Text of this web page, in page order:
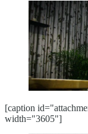
[caption
width="3605"]